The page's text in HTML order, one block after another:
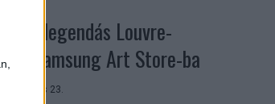
a legendás Louvre-
a Samsung Art Store-ba
2026. július 23.